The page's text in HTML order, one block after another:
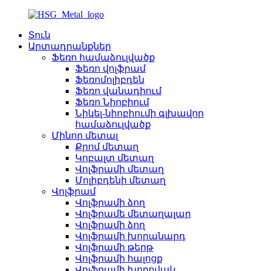
Տուն
Արտադրանքներ
Ֆեռո համաձուլվածք
Ֆեռո վոլֆրամ
Ֆեռոմոլիբդեն
Ֆեռո վանադիում
Ֆեռո Նիոբիում
Նիկել-նիոբիումի գլխավոր
համաձուլվածք
Մինոր մետալ
Քրոմ մետաղ
Կոբալտ մետաղ
Վոլֆրամի մետաղ
Մոլիբդենի մետաղ
Վոլֆրամ
Վոլֆրամի ձող
Վոլֆրամե մետաղալար
Վոլֆրամի ձող
Վոլֆրամի խորանարդ
Վոլֆրամի թերթ
Վոլֆրամի հալոցք